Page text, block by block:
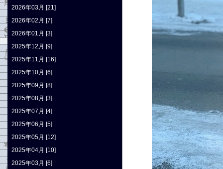
2026年03月 [21]
2026年02月 [7]
2026年01月 [3]
2025年12月 [9]
2025年11月 [16]
2025年10月 [6]
2025年09月 [8]
2025年08月 [3]
2025年07月 [4]
2025年06月 [5]
2025年05月 [12]
2025年04月 [10]
2025年03月 [6]